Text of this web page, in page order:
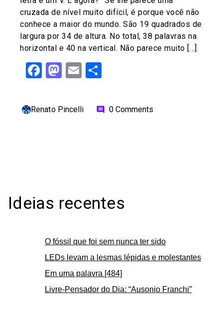
cruzada de nível muito difícil, é porque você não
conhece a maior do mundo. São 19 quadrados de
largura por 34 de altura. No total, 38 palavras na
horizontal e 40 na vertical. Não parece muito […]
Facebook
Mastodon
Email
Renato Pincelli comment 0 Comments
Ideias recentes
O fóssil que foi sem nunca ter sido
LEDs levam a lesmas lépidas e molestantes
Em uma palavra [484]
Livre-Pensador do Dia: “Ausonio Franchi”